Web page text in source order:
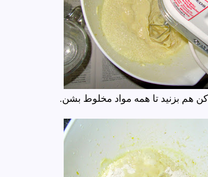
هم بزنید تا همه مواد مخلوط بشن.